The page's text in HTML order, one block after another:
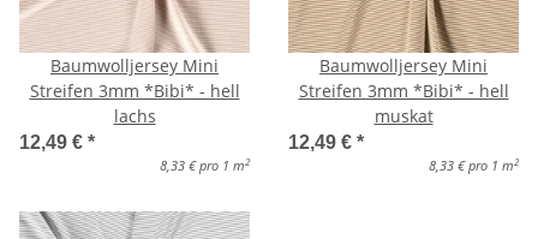
Baumwolljersey Mini
Streifen 3mm *Bibi* - hell
lachs
12,49 € *
8,33 € pro 1 m 2
Baumwolljersey Mini
Streifen 3mm *Bibi* - hell
muskat
12,49 € *
8,33 € pro 1 m 2